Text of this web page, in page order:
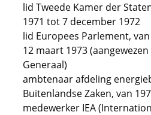
lid Tweede Kamer der
1971 tot 7 december 1972
lid Europees Parlement,
12 maart 1973
Generaal)
ambtenaar afdeling
Buitenlandse Zaken, van
medewerker IEA